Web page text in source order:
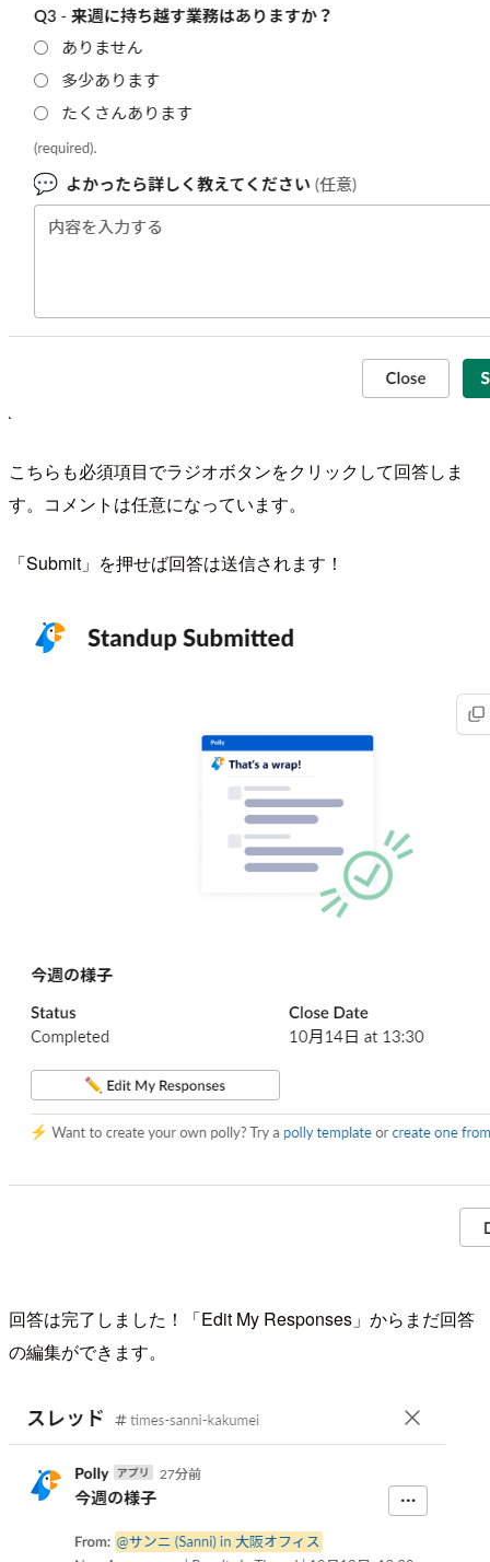
こちらも必須項目でラジオボタンをクリックして回答しま
す。コメントは任意になっています。
「Submit」を押せば回答は送信されます！
回答は完了しました！「Edit My Responses」からまだ回答
の編集ができます。